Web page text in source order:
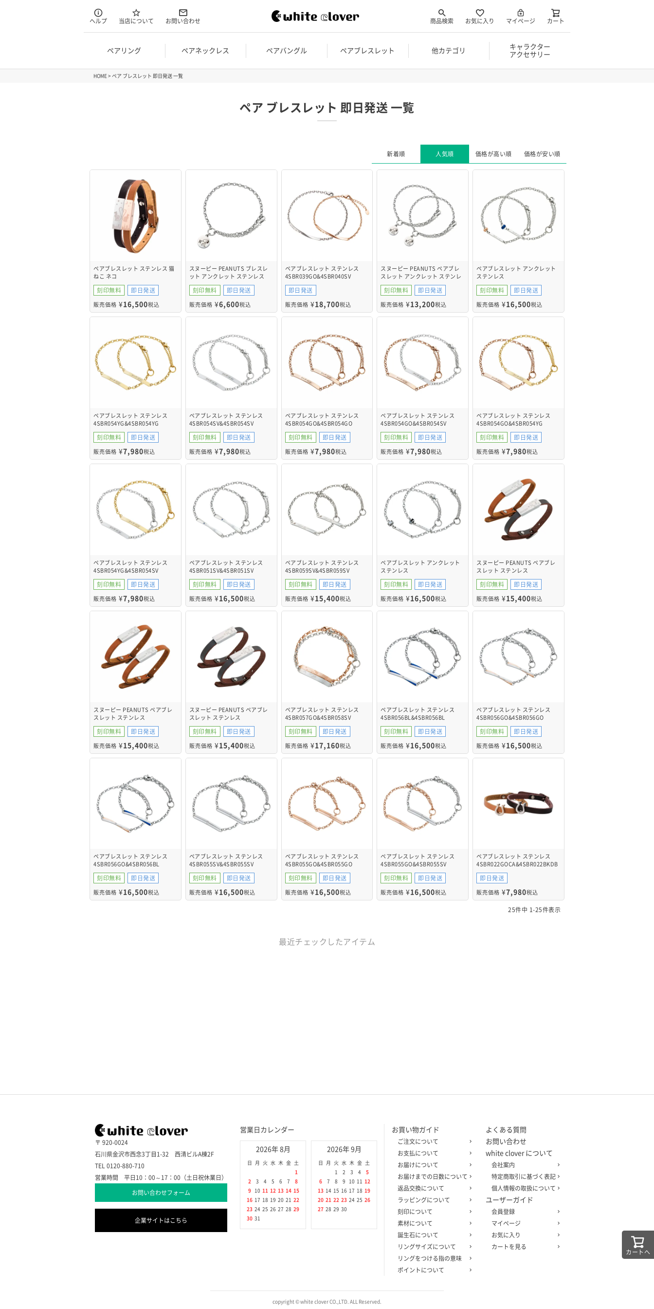
ヘルプ 当店について お問い合わせ 商品検索 お気に入り マイページ カート
ペアリング ペアネックレス ペアバングル ペアブレスレット 他カテゴリ
キャラクター
アクセサリー
HOME ペア ブレスレット 即日発送 一覧
ペア ブレスレット 即日発送 一覧
新着順 人気順 価格が高い順 価格が安い順
ペアブレスレット ステンレス 猫
ねこ ネコ
4SBR017GOCA&4SBR017SVDB
刻印無料 即日発送
販売価格 ¥16,500税込
スヌーピー PEANUTS ブレスレ
ット アンクレット ステンレス
PNST008SV
刻印無料 即日発送
販売価格 ¥6,600税込
ペアブレスレット ステンレス
4SBR039GO&4SBR040SV
即日発送
販売価格 ¥18,700税込
スヌーピー PEANUTS ペアブレ
スレット アンクレット ステンレ
ス PNST008SV&PNST008SV
刻印無料 即日発送
販売価格 ¥13,200税込
ペアブレスレット アンクレット
ステンレス
4SBR044GO&4SBR045BL
刻印無料 即日発送
販売価格 ¥16,500税込
ペアブレスレット ステンレス
4SBR054YG&4SBR054YG
刻印無料 即日発送
販売価格 ¥7,980税込
ペアブレスレット ステンレス
4SBR054SV&4SBR054SV
刻印無料 即日発送
販売価格 ¥7,980税込
ペアブレスレット ステンレス
4SBR054GO&4SBR054GO
刻印無料 即日発送
販売価格 ¥7,980税込
ペアブレスレット ステンレス
4SBR054GO&4SBR054SV
刻印無料 即日発送
販売価格 ¥7,980税込
ペアブレスレット ステンレス
4SBR054GO&4SBR054YG
刻印無料 即日発送
販売価格 ¥7,980税込
ペアブレスレット ステンレス
4SBR054YG&4SBR054SV
刻印無料 即日発送
販売価格 ¥7,980税込
ペアブレスレット ステンレス
4SBR051SV&4SBR051SV
刻印無料 即日発送
販売価格 ¥16,500税込
ペアブレスレット ステンレス
4SBR059SV&4SBR059SV
刻印無料 即日発送
販売価格 ¥15,400税込
ペアブレスレット アンクレット
ステンレス
4SBR053WH&4SBR053BK
刻印無料 即日発送
販売価格 ¥16,500税込
スヌーピー PEANUTS ペアブレ
スレット ステンレス
PNST005SVCA&PNST005SVDB
刻印無料 即日発送
販売価格 ¥15,400税込
スヌーピー PEANUTS ペアブレ
スレット ステンレス
PNST005SVCA&PNST005SVCA
刻印無料 即日発送
販売価格 ¥15,400税込
スヌーピー PEANUTS ペアブレ
スレット ステンレス
PNST005SVDB&PNST005SVDB
刻印無料 即日発送
販売価格 ¥15,400税込
ペアブレスレット ステンレス
4SBR057GO&4SBR058SV
刻印無料 即日発送
販売価格 ¥17,160税込
ペアブレスレット ステンレス
4SBR056BL&4SBR056BL
刻印無料 即日発送
販売価格 ¥16,500税込
ペアブレスレット ステンレス
4SBR056GO&4SBR056GO
刻印無料 即日発送
販売価格 ¥16,500税込
ペアブレスレット ステンレス
4SBR056GO&4SBR056BL
刻印無料 即日発送
販売価格 ¥16,500税込
ペアブレスレット ステンレス
4SBR055SV&4SBR055SV
刻印無料 即日発送
販売価格 ¥16,500税込
ペアブレスレット ステンレス
4SBR055GO&4SBR055GO
刻印無料 即日発送
販売価格 ¥16,500税込
ペアブレスレット ステンレス
4SBR055GO&4SBR055SV
刻印無料 即日発送
販売価格 ¥16,500税込
ペアブレスレット ステンレス
4SBR022GOCA&4SBR022BKDB
即日発送
販売価格 ¥7,980税込
25件中 1 -25件表示
最近チェックしたアイテム
カートへ
〒 920-0024
石川県金沢市西念3丁目1-32 西清ビルA棟2F
TEL 0120-880-710
営業時間 平日10：00～17：00（土日祝休業日）
お問い合わせフォーム
企業サイトはこちら
営業日カレンダー
2026年 8月
日 月 火 水 木 金
土
1
2
3 4 5 6 7
8
9
10 11 12 13 14 15
16 17 18 19 20 21
22
23 24 25 26 27 28 29
30 31
2026年 9月
日 月 火 水 木 金
土
1
2 3 4
5
6
7 8 9 10 11
12
13 14 15 16 17 18 19
20 21 22 23 24 25 26
27 28 29 30
お買い物ガイド
ご注文について
お支払について
お届けについて
お届けまでの日数について
返品交換について
ラッピングについて
刻印について
素材について
誕生石について
リングサイズについて
リングをつける指の意味
ポイントについて
よくある質問
お問い合わせ
white clover について
会社案内
特定商取引に基づく表記
個人情報の取扱について
ユーザーガイド
会員登録
マイページ
お気に入り
カートを見る
copyright © white clover CO.,LTD. ALL Reserved.